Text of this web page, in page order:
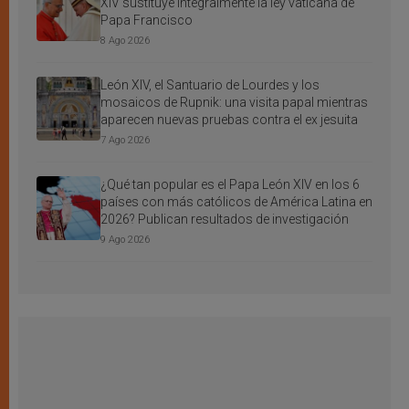
XIV sustituye integralmente la ley vaticana de
Papa Francisco
8 Ago 2026
León XIV, el Santuario de Lourdes y los
mosaicos de Rupnik: una visita papal mientras
aparecen nuevas pruebas contra el ex jesuita
7 Ago 2026
¿Qué tan popular es el Papa León XIV en los 6
países con más católicos de América Latina en
2026? Publican resultados de investigación
9 Ago 2026